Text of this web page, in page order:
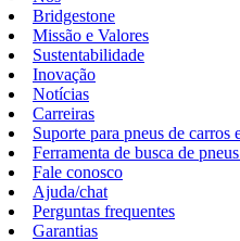
Bridgestone
Missão e Valores
Sustentabilidade
Inovação
Notícias
Carreiras
Suporte para pneus de carros
Ferramenta de busca de
Fale conosco
Ajuda/chat
Perguntas frequentes
Garantias